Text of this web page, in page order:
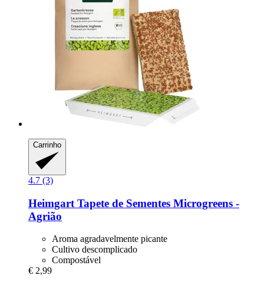
Carrinho
4.7 (3)
Heimgart Tapete de Sementes Microgreens -​
Agrião
Aroma agradavelmente picante
Cultivo descomplicado
Compostável
€ 2,99